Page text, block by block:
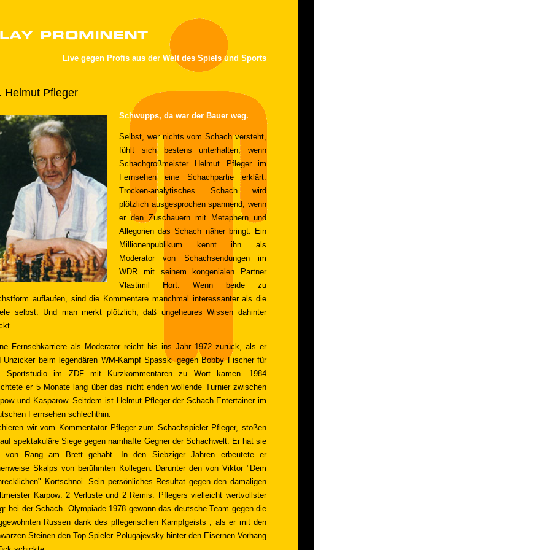
Live gegen Profis aus der Welt des Spiels und Sports
Helmut Pfleger
Schwupps, da war der Bauer weg.
Selbst, wer nichts vom Schach versteht,
fühlt sich bestens unterhalten, wenn
Schachgroßmeister Helmut Pfleger im
Fernsehen eine Schachpartie erklärt.
Trocken-analytisches Schach wird
plötzlich ausgesprochen spannend, wenn
er den Zuschauern mit Metaphern und
Allegorien das Schach näher bringt. Ein
Millionenpublikum kennt ihn als
Moderator von Schachsendungen im
WDR mit seinem kongenialen Partner
Vlastimil Hort. Wenn beide zu
auflaufen, sind die Kommentare manchmal interessanter als die
selbst. Und man merkt plötzlich, daß ungeheures Wissen dahinter
Fernsehkarriere als Moderator reicht bis ins Jahr 1972 zurück, als er
Unzicker beim legendären WM-Kampf Spasski gegen Bobby Fischer für
Sportstudio im ZDF mit Kurzkommentaren zu Wort kamen. 1984
er 5 Monate lang über das nicht enden wollende Turnier zwischen
und Kasparow. Seitdem ist Helmut Pfleger der Schach-Entertainer im
Fernsehen schlechthin.
wir vom Kommentator Pfleger zum Schachspieler Pfleger, stoßen
spektakuläre Siege gegen namhafte Gegner der Schachwelt. Er hat sie
von Rang am Brett gehabt. In den Siebziger Jahren erbeutete er
Skalps von berühmten Kollegen. Darunter den von Viktor "Dem
Kortschnoi. Sein persönliches Resultat gegen den damaligen
Karpow: 2 Verluste und 2 Remis. Pflegers vielleicht wertvollster
bei der Schach- Olympiade 1978 gewann das deutsche Team gegen die
Russen dank des pflegerischen Kampfgeists , als er mit den
Steinen den Top-Spieler Polugajevsky hinter den Eisernen Vorhang